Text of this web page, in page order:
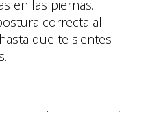
en las piernas.
correcta al
que te sientes